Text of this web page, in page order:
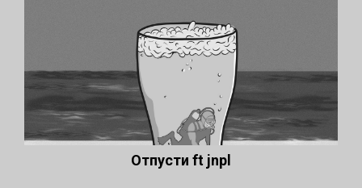
Отпусти ft jnpl